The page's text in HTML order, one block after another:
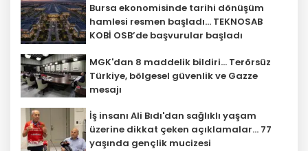
Bursa ekonomisinde tarihi dönüşüm
hamlesi resmen başladı... TEKNOSAB
KOBİ OSB’de başvurular başladı
MGK'dan 8 maddelik bildiri... Terörsüz
Türkiye, bölgesel güvenlik ve Gazze
mesajı
İş insanı Ali Bıdı'dan sağlıklı yaşam
üzerine dikkat çeken açıklamalar... 77
yaşında gençlik mucizesi